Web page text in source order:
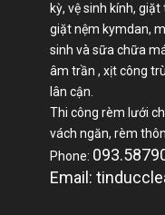
kỳ, vệ sinh kính,
giặt nệm kymdan,
sinh và sữa chữa
âm trần , xịt công
lân cận.
Thi công rèm lưới
vách ngăn, rèm
Phone:
Email: